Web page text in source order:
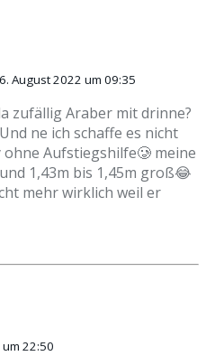
August 2022 um 09:35
zufällig Araber mit drinne?
ne ich schaffe es nicht
Aufstiegshilfe🥲 meine
1,43m bis 1,45m groß😂
mehr wirklich weil er
22:50